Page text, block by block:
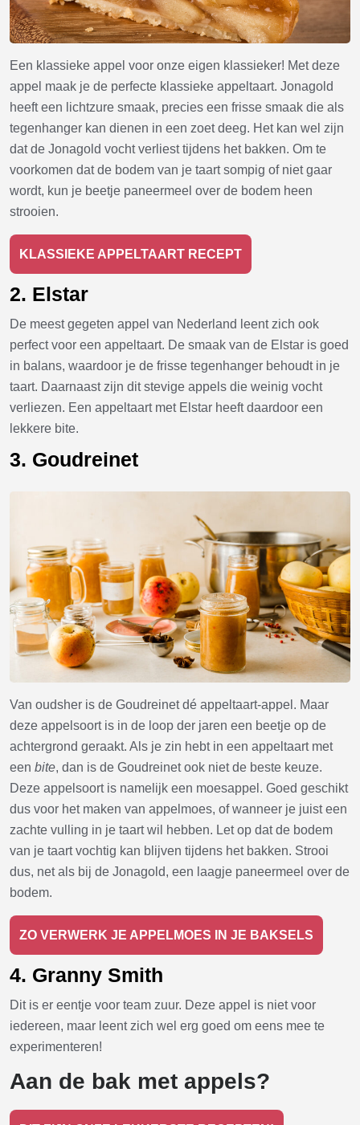
Een klassieke appel voor onze eigen klassieker! Met deze
appel maak je de perfecte klassieke appeltaart. Jonagold
heeft een lichtzure smaak, precies een frisse smaak die als
tegenhanger kan dienen in een zoet deeg. Het kan wel zijn
dat de Jonagold vocht verliest tijdens het bakken. Om te
voorkomen dat de bodem van je taart sompig of niet gaar
wordt, kun je beetje paneermeel over de bodem heen
strooien.
KLASSIEKE APPELTAART RECEPT
2. Elstar
De meest gegeten appel van Nederland leent zich ook
perfect voor een appeltaart. De smaak van de Elstar is goed
in balans, waardoor je de frisse tegenhanger behoudt in je
taart. Daarnaast zijn dit stevige appels die weinig vocht
verliezen. Een appeltaart met Elstar heeft daardoor een
lekkere bite.
3. Goudreinet
Van oudsher is de Goudreinet dé appeltaart-appel. Maar
deze appelsoort is in de loop der jaren een beetje op de
achtergrond geraakt. Als je zin hebt in een appeltaart met
een bite, dan is de Goudreinet ook niet de beste keuze.
Deze appelsoort is namelijk een moesappel. Goed geschikt
dus voor het maken van appelmoes, of wanneer je juist een
zachte vulling in je taart wil hebben. Let op dat de bodem
van je taart vochtig kan blijven tijdens het bakken. Strooi
dus, net als bij de Jonagold, een laagje paneermeel over de
bodem.
ZO VERWERK JE APPELMOES IN JE BAKSELS
4. Granny Smith
Dit is er eentje voor team zuur. Deze appel is niet voor
iedereen, maar leent zich wel erg goed om eens mee te
experimenteren!
Aan de bak met appels?